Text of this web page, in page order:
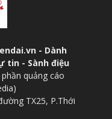
- Dành
tin - Sành điệu
quảng cáo
TX25, P.Thới